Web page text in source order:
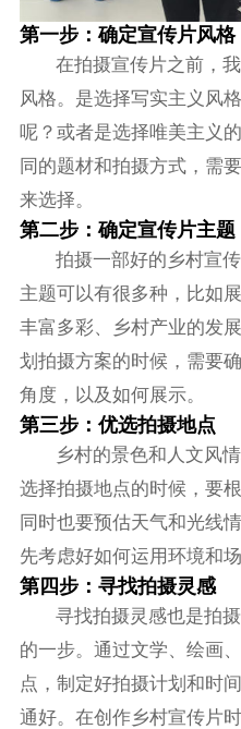
第一步：确定宣传片风格
在拍摄宣传片之前，
风格。是选择写实主义风
呢？或者是选择唯美主义
同的题材和拍摄方式，需
来选择。
第二步：确定宣传片主题
拍摄一部好的乡村宣
主题可以有很多种，比如
丰富多彩、乡村产业的发
划拍摄方案的时候，需要
角度，以及如何展示。
第三步：优选拍摄地点
乡村的景色和人文风
选择拍摄地点的时候，要
同时也要预估天气和光线
先考虑好如何运用环境和
第四步：寻找拍摄灵感
寻找拍摄灵感也是拍
的一步。通过文学、绘画
点，制定好拍摄计划和时
通好。在创作乡村宣传片